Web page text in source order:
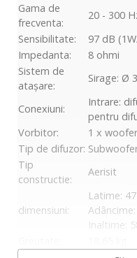
Gama de
frecventa:
20 - 300
Sensibilitate:
97 dB
Impedanta:
8 ohmi
Sistem de
atașare:
Sirage: Ø
Conexiuni:
Intrare:
pentru
Vorbitor:
1 x
Tip de difuzor:
Tip
constructie:
Aerisit
dimensiuni:
Latime:
Inaltime: